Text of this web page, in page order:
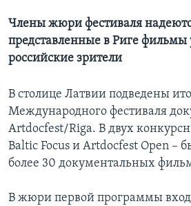
Члены жюри фестиваля
представленные в Риге фильмы
российские зрители
В столице Латвии подведены
Международного фестиваля
Artdocfest/Riga. В двух
Baltic Focus и Artdocfest Open –
более 30 документальных
В жюри первой программы